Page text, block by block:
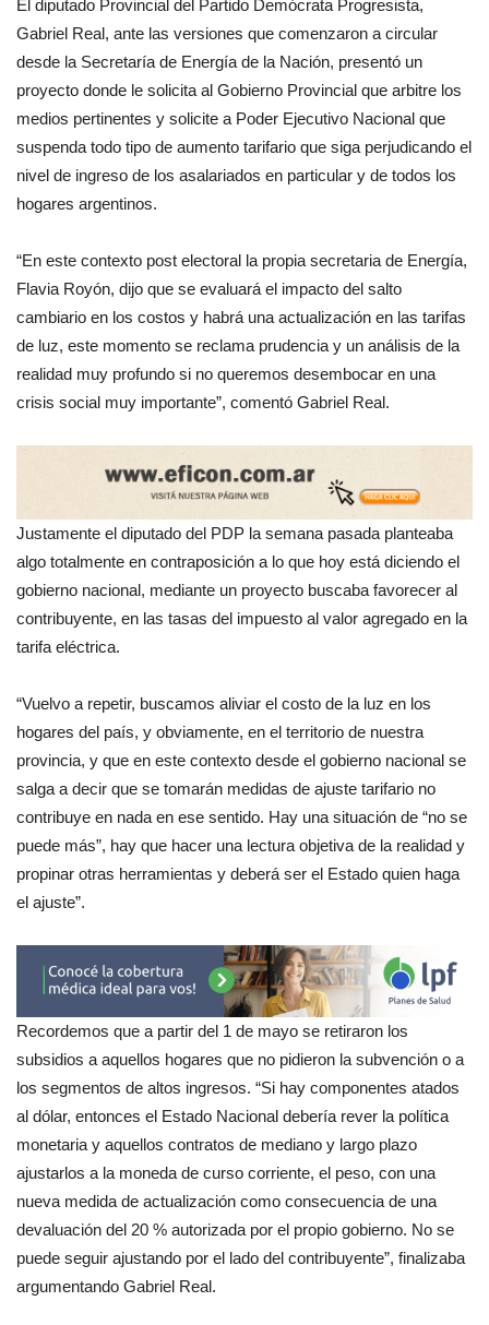
El diputado Provincial del Partido Demócrata Progresista,
Gabriel Real, ante las versiones que comenzaron a circular
desde la Secretaría de Energía de la Nación, presentó un
proyecto donde le solicita al Gobierno Provincial que arbitre los
medios pertinentes y solicite a Poder Ejecutivo Nacional que
suspenda todo tipo de aumento tarifario que siga perjudicando el
nivel de ingreso de los asalariados en particular y de todos los
hogares argentinos.
“En este contexto post electoral la propia secretaria de Energía,
Flavia Royón, dijo que se evaluará el impacto del salto
cambiario en los costos y habrá una actualización en las tarifas
de luz, este momento se reclama prudencia y un análisis de la
realidad muy profundo si no queremos desembocar en una
crisis social muy importante”, comentó Gabriel Real.
Justamente el diputado del PDP la semana pasada planteaba
algo totalmente en contraposición a lo que hoy está diciendo el
gobierno nacional, mediante un proyecto buscaba favorecer al
contribuyente, en las tasas del impuesto al valor agregado en la
tarifa eléctrica.
“Vuelvo a repetir, buscamos aliviar el costo de la luz en los
hogares del país, y obviamente, en el territorio de nuestra
provincia, y que en este contexto desde el gobierno nacional se
salga a decir que se tomarán medidas de ajuste tarifario no
contribuye en nada en ese sentido. Hay una situación de “no se
puede más”, hay que hacer una lectura objetiva de la realidad y
propinar otras herramientas y deberá ser el Estado quien haga
el ajuste”.
Recordemos que a partir del 1 de mayo se retiraron los
subsidios a aquellos hogares que no pidieron la subvención o a
los segmentos de altos ingresos. “Si hay componentes atados
al dólar, entonces el Estado Nacional debería rever la política
monetaria y aquellos contratos de mediano y largo plazo
ajustarlos a la moneda de curso corriente, el peso, con una
nueva medida de actualización como consecuencia de una
devaluación del 20 % autorizada por el propio gobierno. No se
puede seguir ajustando por el lado del contribuyente”, finalizaba
argumentando Gabriel Real.